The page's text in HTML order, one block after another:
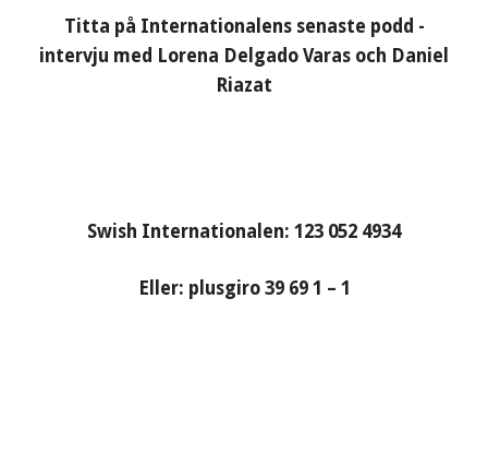
Titta på Internationalens senaste podd -
intervju med Lorena Delgado Varas och Daniel
Riazat
Swish Internationalen: 123 052 4934
Eller: plusgiro 39 69 1 – 1